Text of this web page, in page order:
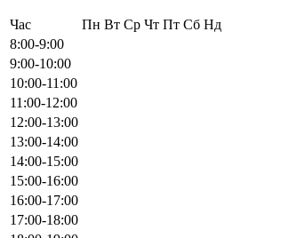
Час Пн Вт Ср Чт Пт Сб Нд
8:00-9:00
9:00-10:00
10:00-11:00
11:00-12:00
12:00-13:00
13:00-14:00
14:00-15:00
15:00-16:00
16:00-17:00
17:00-18:00